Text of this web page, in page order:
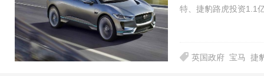
特、捷豹路虎投资1.1
英国政府 宝马 捷